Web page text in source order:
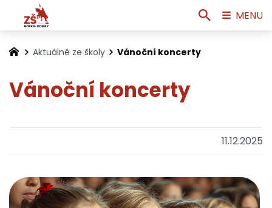
Aktuálně ze školy Vánoční koncerty
Vánoční koncerty
11.12.2025
MENU